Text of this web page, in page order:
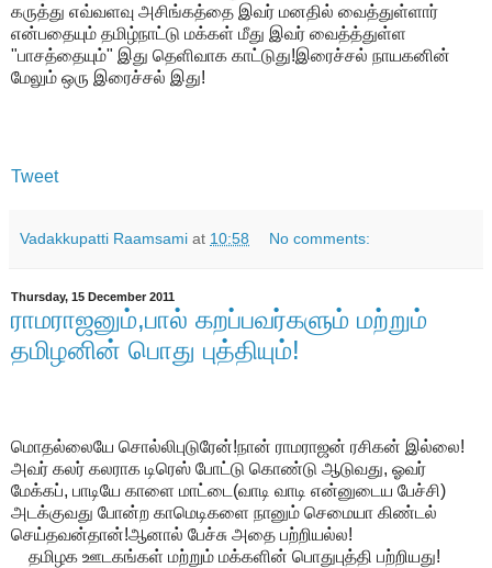
கருத்து எவ்வளவு அசிங்கத்தை இவர் மனதில் வைத்துள்ளார்
என்பதையும் தமிழ்நாட்டு மக்கள் மீது இவர் வைத்த்துள்ள
"பாசத்தையும்" இது தெளிவாக காட்டுது!இரைச்சல் நாயகனின்
மேலும் ஒரு இரைச்சல் இது!
Tweet
Vadakkupatti Raamsami at 10:58 No comments:
Thursday, 15 December 2011
ராமராஜனும்,பால் கறப்பவர்களும் மற்றும்
தமிழனின் பொது புத்தியும்!
மொதல்லையே சொல்லிபுடுரேன்!நான் ராமராஜன் ரசிகன் இல்லை!
அவர் கலர் கலராக டிரெஸ் போட்டு கொண்டு ஆடுவது, ஓவர்
மேக்கப், பாடியே காளை மாட்டை(வாடி வாடி என்னுடைய பேச்சி)
அடக்குவது போன்ற காமெடிகளை நானும் செமையா கிண்டல்
செய்தவன்தான்!ஆனால் பேச்சு அதை பற்றியல்ல!
தமிழக ஊடகங்கள் மற்றும் மக்களின் பொதுபுத்தி பற்றியது!